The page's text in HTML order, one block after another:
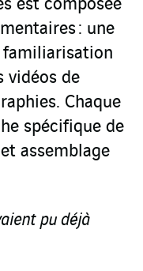
est composée
: une
familiarisation
vidéos de
Chaque
spécifique de
assemblage
pu déjà